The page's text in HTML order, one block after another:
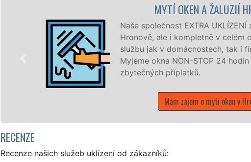
MYTÍ OKEN A ŽALUZIÍ
Naše společnost EXTRA
Hronově, ale i kompletně v celém
službu jak v domácnostech, tak i
Myjeme okna NON-STOP 24
zbytečných příplatků.
Mám zájem o mytí oken v
RECENZE
Recenze našich služeb uklízení od zákazníků: